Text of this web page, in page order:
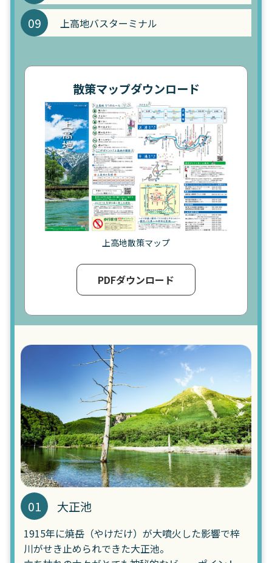
09 上高地バスターミナル
散策マップダウンロード
上高地散策マップ
PDFダウンロード
01 大正池
1915年に焼岳（やけだけ）が大噴火した影響で梓
川がせき止められできた大正池。